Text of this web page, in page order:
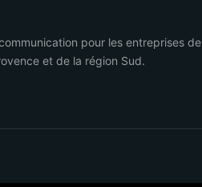
pour les entreprises de
et de la région Sud.